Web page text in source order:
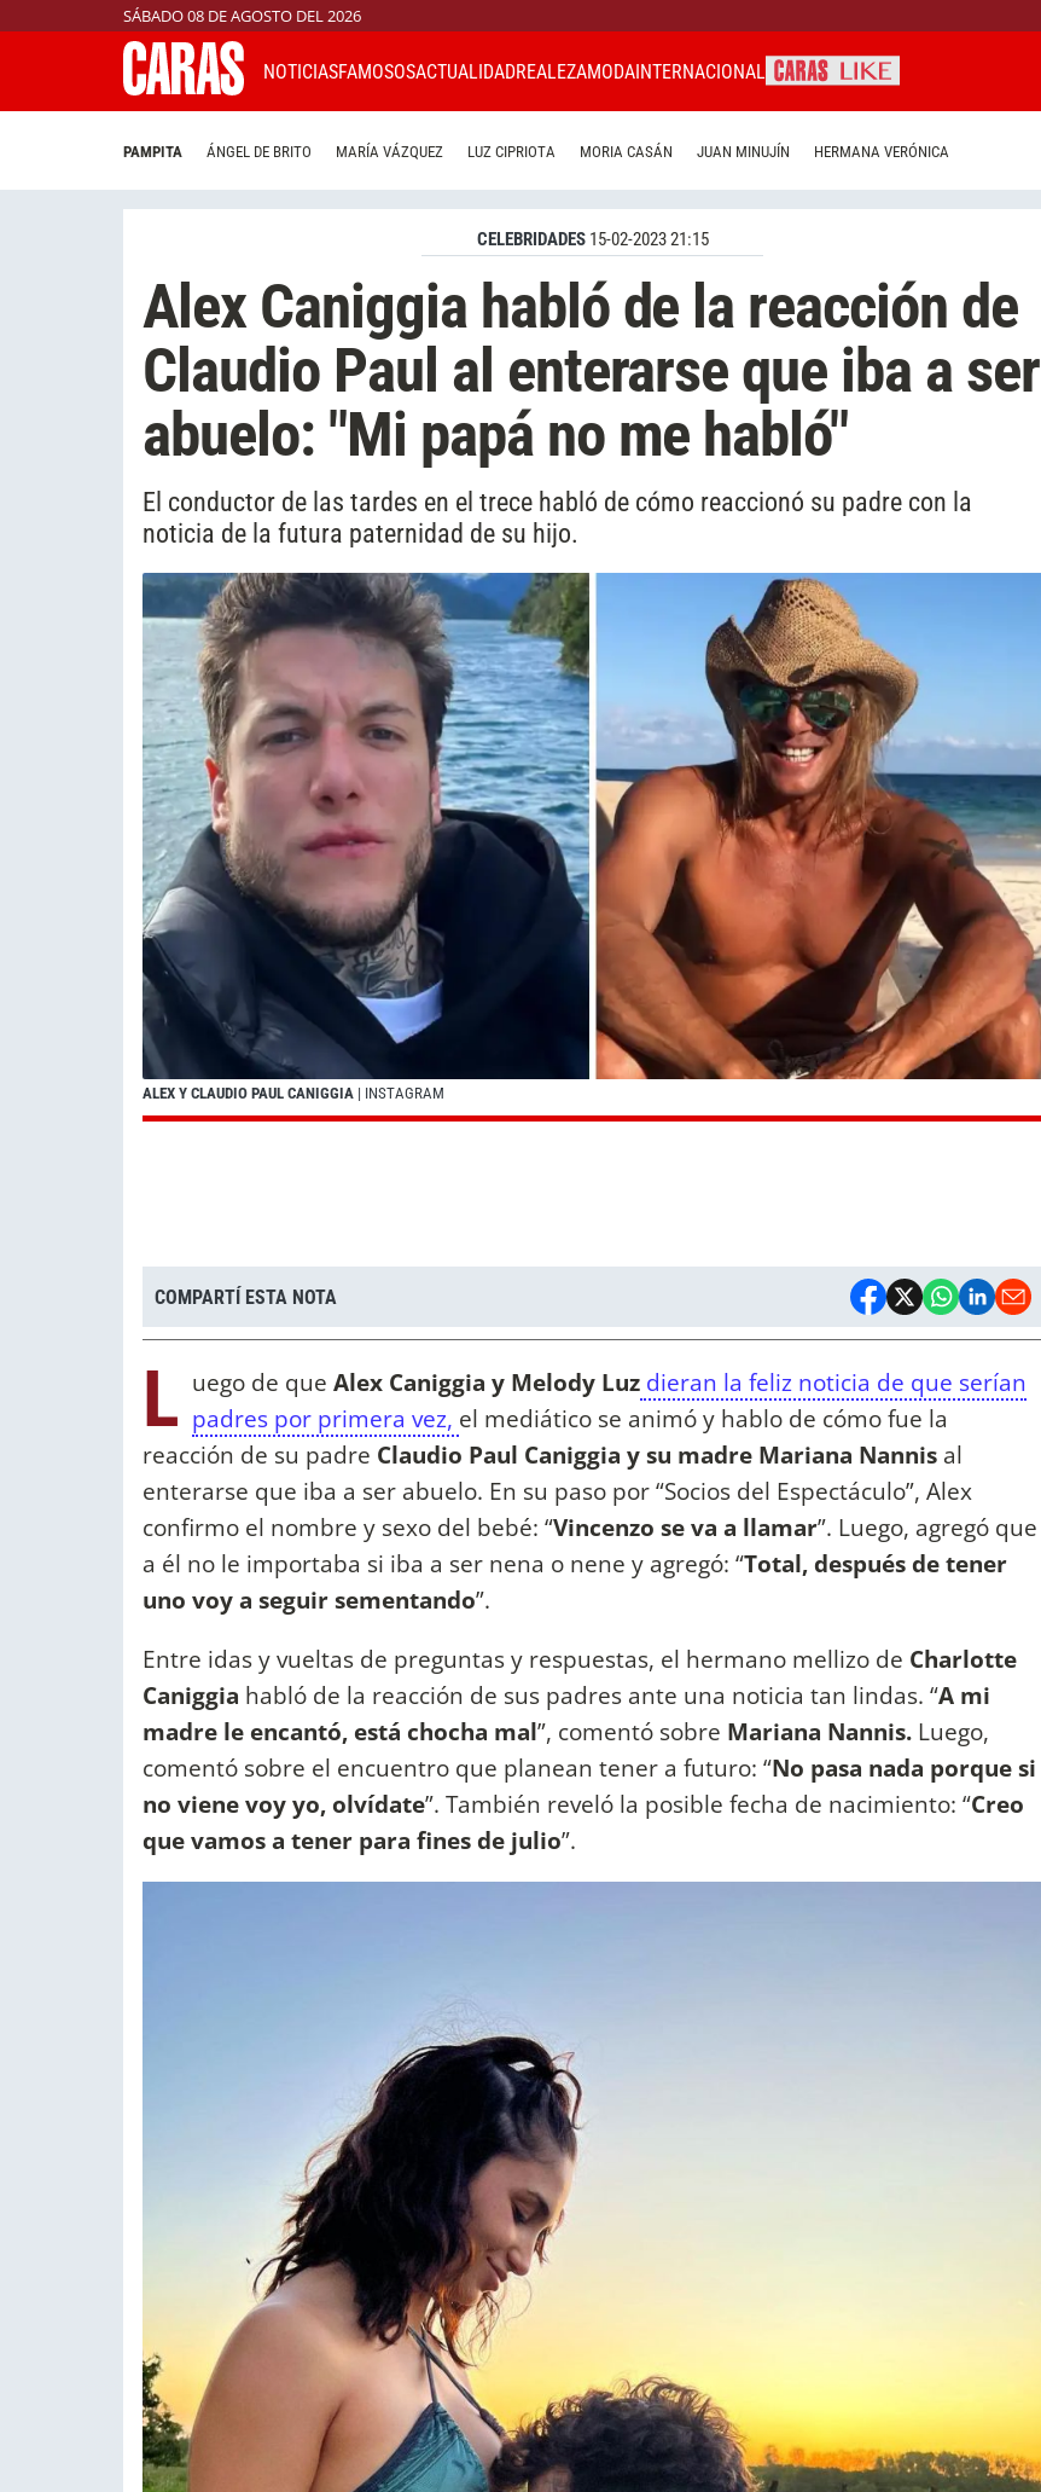
SÁBADO 08 DE AGOSTO DEL 2026
NOTICIASFAMOSOSACTUALIDADREALEZAMODAINTERNACIONAL
PAMPITA ÁNGEL DE BRITO MARÍA VÁZQUEZ LUZ CIPRIOTA MORIA CASÁN JUAN MINUJÍN HERMANA VERÓNICA
CELEBRIDADES 15-02-2023 21:15
Alex Caniggia habló de la reacción de
Claudio Paul al enterarse que iba a ser
abuelo: "Mi papá no me habló"
El conductor de las tardes en el trece habló de cómo reaccionó su padre con la
noticia de la futura paternidad de su hijo.
ALEX Y CLAUDIO PAUL CANIGGIA | INSTAGRAM
COMPARTÍ ESTA NOTA
L uego de que Alex Caniggia y Melody Luz dieran la feliz noticia de que serían
padres por primera vez, el mediático se animó y hablo de cómo fue la
reacción de su padre Claudio Paul Caniggia y su madre Mariana Nannis al
enterarse que iba a ser abuelo. En su paso por “Socios del Espectáculo”, Alex
confirmo el nombre y sexo del bebé: “Vincenzo se va a llamar”. Luego, agregó que
a él no le importaba si iba a ser nena o nene y agregó: “Total, después de tener
uno voy a seguir sementando”.
Entre idas y vueltas de preguntas y respuestas, el hermano mellizo de Charlotte
Caniggia habló de la reacción de sus padres ante una noticia tan lindas. “A mi
madre le encantó, está chocha mal”, comentó sobre Mariana Nannis. Luego,
comentó sobre el encuentro que planean tener a futuro: “No pasa nada porque si
no viene voy yo, olvídate”. También reveló la posible fecha de nacimiento: “Creo
que vamos a tener para fines de julio”.